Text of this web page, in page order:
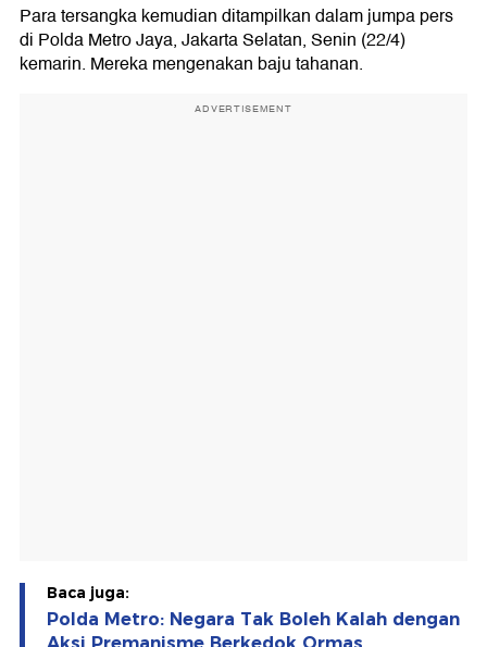
Para tersangka kemudian ditampilkan dalam jumpa pers
di Polda Metro Jaya, Jakarta Selatan, Senin (22/4)
kemarin. Mereka mengenakan baju tahanan.
ADVERTISEMENT
Baca juga:
Polda Metro: Negara Tak Boleh Kalah dengan
Aksi Premanisme Berkedok Ormas